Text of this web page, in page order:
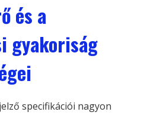
és a
gyakoriság
specifikációi nagyon